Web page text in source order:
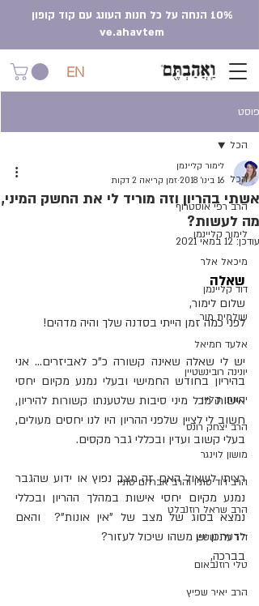
10% הנחה על כל חנות העונג עם קוד קופון
ve.ahavtem
EN
פוסט
הכל
הרב רפי אוסטרוף
לימור קליינמן
מיכאל אלר
דוד קליינמן
שולמית מור
אלעד חמיאל
יונינה רובינשטיין
יהונתן קליין
הרב יצחק רונס
מושון לוינגר
הרב דוד סתיו והרב אברהם סתיו
הרב שראל רוזנבלט
ד"ר נלי שטיין
טלי רוזנבאום
הרב יאיר שפיץ
הכל
אשתי בהריון וזה מוריד לי את החשק המיני,
מה לעשות?
לימור קליינמן
16 בינו׳ 2018
זמן קריאה 2 דקות
עודכן:12 במאי 2021
שאלה
שלום לימור,
לפני כמה זמן הייתי בסדנה שלך והיה מדהים!
בעלי קשוב ועדין ובכללי גבר מקסים.
לדעתכן יש משהו שיכול לעזור?
בברכה,